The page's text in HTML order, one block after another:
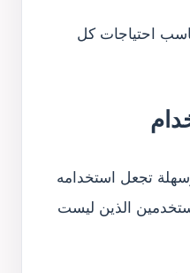
احتياجات كل
تجعل استخدامه
الذين ليست